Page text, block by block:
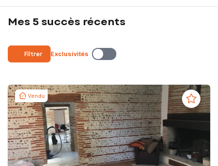
Mes 5 succès récents
Filtrer Exclusivités
Vendu